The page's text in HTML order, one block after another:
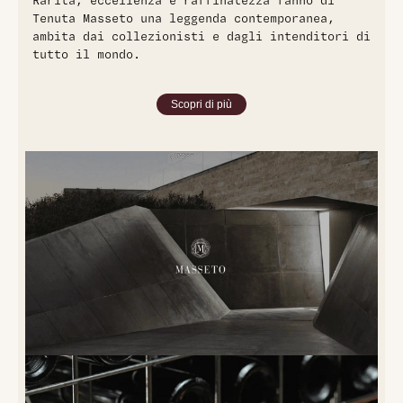
Tenuta Masseto una leggenda contemporanea,
ambita dai collezionisti e dagli intenditori di
tutto il mondo.
Scopri di più